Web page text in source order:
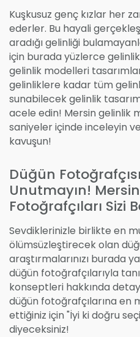
Kuşkusuz genç kızlar her
ederler. Bu hayali
aradığı gelinliği
için burada yüzlerce
gelinlik modelleri
gelinliklere kadar tüm
sunabilecek gelinlik
acele edin! Mersin gelinlik
saniyeler içinde inceleyin
kavuşun!
Düğün
Unutmayın!
Fotoğrafçıları Sizi
Sevdiklerinizle birlikte en
ölümsüzleştirecek olan
araştırmalarınızı burada
düğün fotoğrafçılarıyla
konseptleri hakkında
düğün fotoğrafçılarına en
ettiğiniz için "İyi ki doğru
diyeceksiniz!